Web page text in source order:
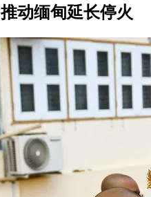
动缅甸延长停火